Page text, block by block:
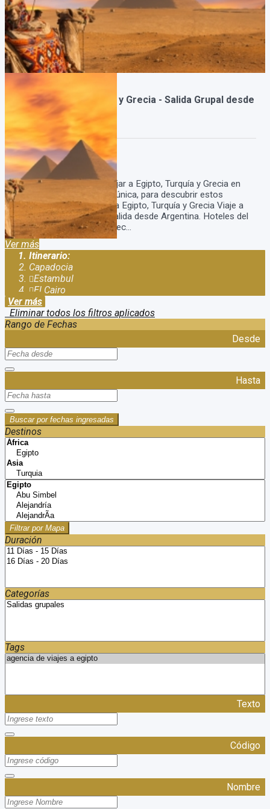
Viaje a Egipto TurquÃ­a y Grecia - Salida Grupal desde
Argentina
Duración:
Días Noches
Viaje a Egipto, Turquía Viajar a Egipto, Turquía y Grecia en
grupo es una experiencia única, para descubrir estos
destinos increíbles! Viaje a Egipto, Turquía y Grecia Viaje a
Egipto, Turquía y Grecia salida desde Argentina. Hoteles del
tour a Egipto, Turquía y Grec...
Ver más
Itinerario:
Capadocia
Estambul
El Cairo
Ver más
Eliminar todos los filtros aplicados
Rango de Fechas
Desde
Hasta
Buscar por fechas ingresadas
Destinos
Filtrar por Mapa
Duración
Categorías
Tags
Texto
Código
Nombre